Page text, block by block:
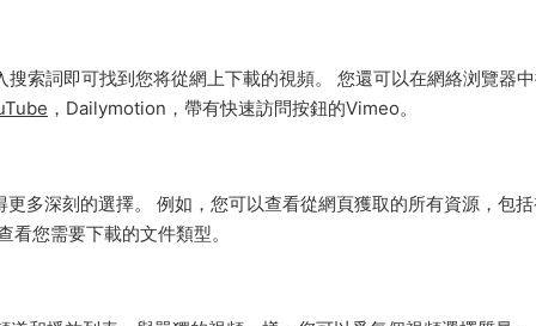
索詞即可找到您将從網上下載的視頻。 您還可以在網絡浏覽器
，Dailymotion，帶有快速訪問按鈕的Vimeo。
多深刻的選擇。 例如，您可以查看從網頁獲取的所有資源，包
您需要下載的文件類型。